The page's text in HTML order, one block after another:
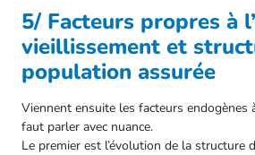
5/ Facteurs propres à
vieillissement et
population assurée
Viennent ensuite les facteurs
faut parler avec nuance.
Le premier est l’évolution de la structure